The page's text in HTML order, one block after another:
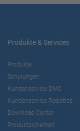
Produkte & Services
Produkte
Schulungen
Kundenservice DMC
Kundenservice Robotics
Download Center
Produktsicherheit